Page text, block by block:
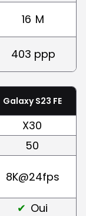
16 M
403 ppp
Galaxy S23 FE
X30
50
8K@24fps
Oui